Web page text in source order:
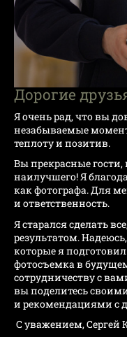
Дорогие
Я очень рад, что вы
незабываемые
теплоту и позитив.
Вы прекрасные
наилучшего! Я
как фотографа. Для
и ответственность.
Я старался сделать
результатом.
которые я
фотосъемка в
сотрудничеству с
вы поделитесь
и рекомендациями с
С уважением, Сергей